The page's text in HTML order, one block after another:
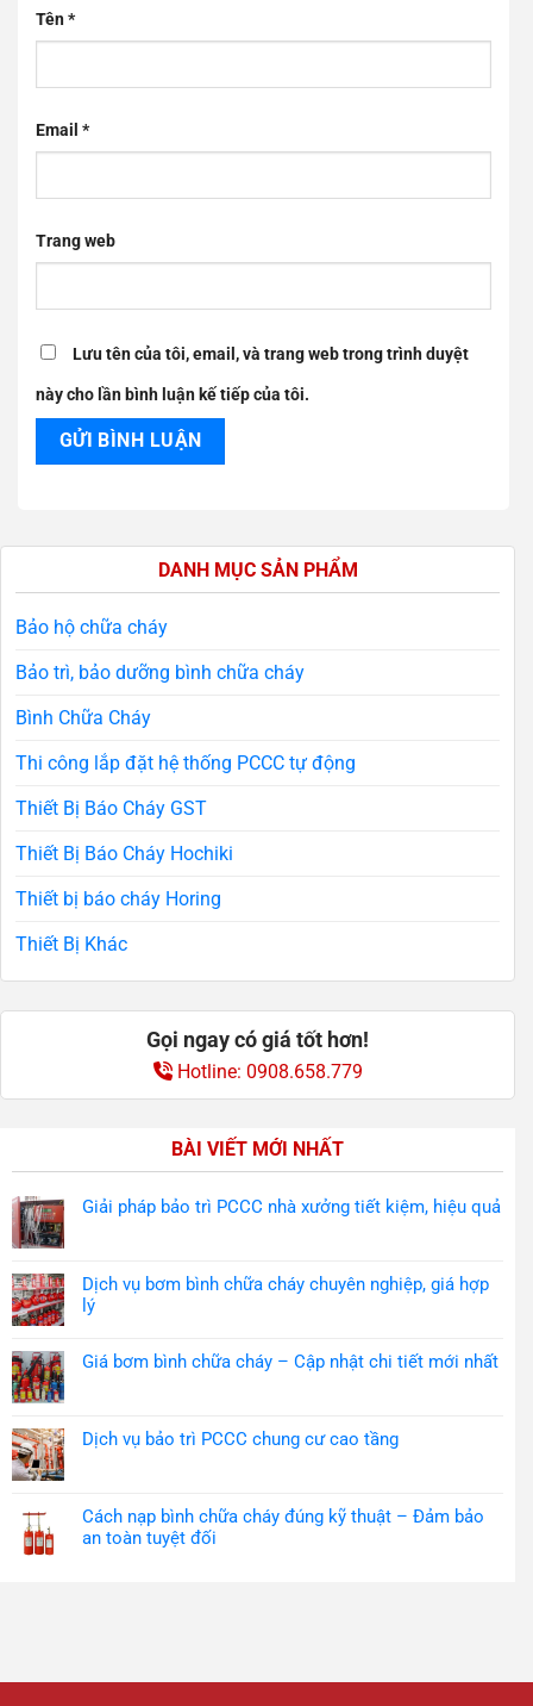
Tên*
Email *
Trang web
Lưu tên của tôi, email, và trang web trong trình duyệt
này cho lần bình luận kế tiếp của tôi.
DANH MỤC SẢN PHẨM
Bảo hộ chữa cháy
Bảo trì, bảo dưỡng bình chữa cháy
Bình Chữa Cháy
Thi công lắp đặt hệ thống PCCC tự động
Thiết Bị Báo Cháy GST
Thiết Bị Báo Cháy Hochiki
Thiết bị báo cháy Horing
Thiết Bị Khác
Gọi ngay có giá tốt hơn!
Hotline: 0908.658.779
BÀI VIẾT MỚI NHẤT
Giải pháp bảo trì PCCC nhà xưởng tiết kiệm, hiệu quả
Dịch vụ bơm bình chữa cháy chuyên nghiệp, giá hợp
lý
Giá bơm bình chữa cháy – Cập nhật chi tiết mới nhất
Dịch vụ bảo trì PCCC chung cư cao tầng
Cách nạp bình chữa cháy đúng kỹ thuật – Đảm bảo
an toàn tuyệt đối